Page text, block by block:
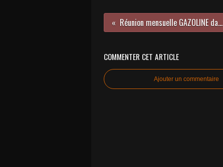
Réunion mensuelle GAZOLINE dans les Yvelines (78) dimanche 21 AOÛT 2016 avec Gérard CREVON.
COMMENTER CET ARTICLE
Ajouter un commentaire